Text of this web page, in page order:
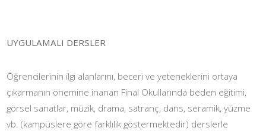
UYGULAMALI DERSLER
Öğrencilerinin ilgi alanlarını, beceri ve yeteneklerini ortaya
çıkarmanın önemine inanan Final Okullarında beden eğitimi,
görsel sanatlar, müzik, drama, satranç, dans, seramik, yüzme
vb. (kampüslere göre farklılık göstermektedir) derslerle